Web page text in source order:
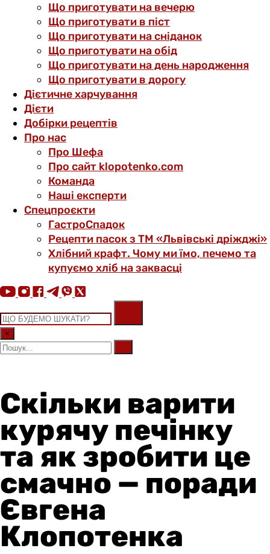
Що приготувати на вечерю
Що приготувати в піст
Що приготувати на сніданок
Що приготувати на обід
Що приготувати на день народження
Що приготувати в дорогу
Дієтичне харчування
Дієти
Добірки рецептів
Про нас
Про Шефа
Про сайт klopotenko.com
Команда
Наші експерти
Спецпроєкти
ГастроСпадок
Рецепти пасок з ТМ «Львівські дріжджі»
Хлібний крафт. Чому ми їмо, печемо та
купуємо хліб на заквасці
×
Скільки варити
курячу печінку
та як зробити це
смачно — поради
Євгена
Клопотенка